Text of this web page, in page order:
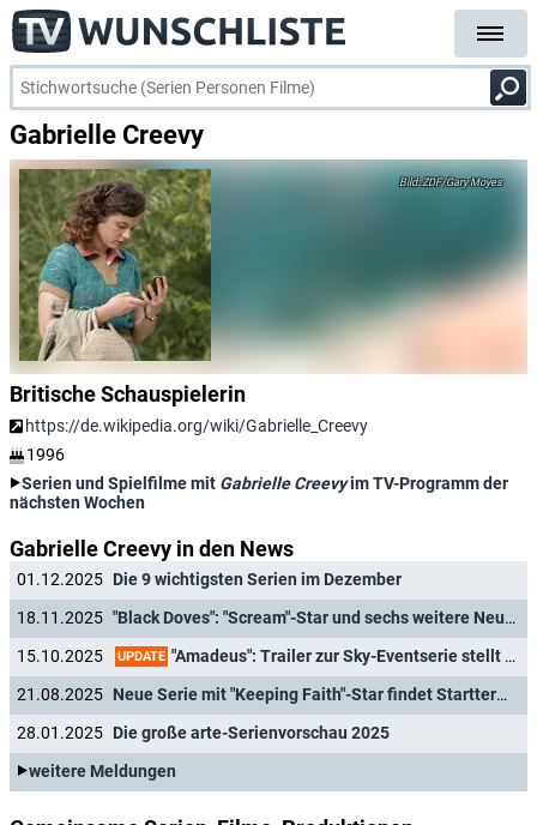
Gabrielle Creevy
ZDF/Gary Moyes
Britische Schauspielerin
https://de.wikipedia.org/wiki/Gabrielle_Creevy
1996
Serien und Spielfilme mit Gabrielle Creevyim TV-Programm der
nächsten Wochen
Gabrielle Creevy in den News
01.12.2025 Die 9 wichtigsten Serien im Dezember
18.11.2025
"Black Doves": "Scream"-Star und sechs weitere Neuzugänge für Staffel 2 der Netflix-Serie verpflichtet
15.10.2025
UPDATE "Amadeus": Trailer zur Sky-Eventserie stellt Will Sharpe als berühmten Komponisten dar
21.08.2025
Neue Serie mit "Keeping Faith"-Star findet Starttermin
28.01.2025 Die große arte-Serienvorschau 2025
weitere Meldungen